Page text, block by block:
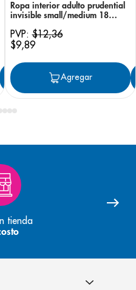
Agregar
Ropa interior adulto prudential
invisible small/medium 18
PVP:$12,36
$9,89
Agregar
tienda